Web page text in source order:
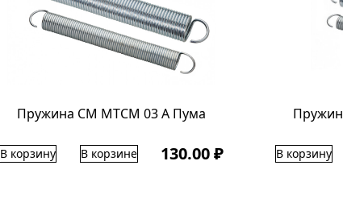
Пружина СМ МТСМ 03 А Пума
В корзину В корзине 130.00 ₽ В корзину